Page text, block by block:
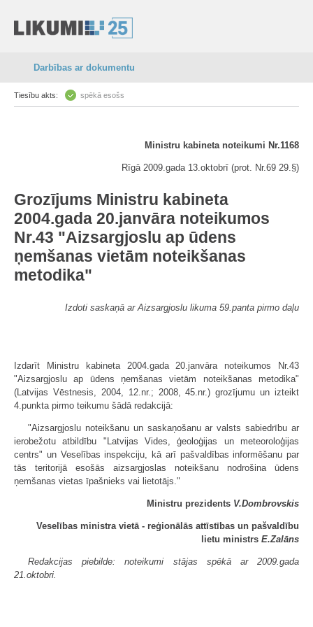
Darbības ar dokumentu
Tiesību akts: spēkā esošs
Ministru kabineta noteikumi Nr.1168
Rīgā 2009.gada 13.oktobrī (prot. Nr.69 29.§)
Grozījums Ministru kabineta
2004.gada 20.janvāra noteikumos
Nr.43 "Aizsargjoslu ap ūdens
ņemšanas vietām noteikšanas
metodika"
Izdoti saskaņā ar Aizsargjoslu likuma 59.panta pirmo daļu
Izdarīt Ministru kabineta 2004.gada 20.janvāra noteikumos Nr.43
"Aizsargjoslu ap ūdens ņemšanas vietām noteikšanas metodika"
(Latvijas Vēstnesis, 2004, 12.nr.; 2008, 45.nr.) grozījumu un izteikt
4.punkta pirmo teikumu šādā redakcijā:
"Aizsargjoslu noteikšanu un saskaņošanu ar valsts sabiedrību ar
ierobežotu atbildību "Latvijas Vides, ģeoloģijas un meteoroloģijas
centrs" un Veselības inspekciju, kā arī pašvaldības informēšanu par
tās teritorijā esošās aizsargjoslas noteikšanu nodrošina ūdens
ņemšanas vietas īpašnieks vai lietotājs."
Ministru prezidents V.Dombrovskis
Veselības ministra vietā - reģionālās attīstības un pašvaldību
lietu ministrs E.Zalāns
Redakcijas piebilde: noteikumi stājas spēkā ar 2009.gada
21.oktobri.